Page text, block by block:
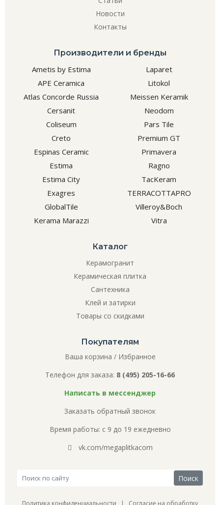
Новости
Контакты
Производители и бренды
Ametis by Estima
APE Ceramica
Atlas Concorde Russia
Cersanit
Coliseum
Creto
Espinas Ceramic
Estima
Estima City
Exagres
GlobalTile
Kerama Marazzi
Laparet
Litokol
Meissen Keramik
Neodom
Pars Tile
Premium GT
Primavera
Ragno
TacKeram
TERRACOTTAPRO
Villeroy&Boch
Vitra
Каталог
Керамогранит
Керамическая плитка
Сантехника
Клей и затирки
Товары со скидками
Покупателям
Ваша корзина / Избранное
Телефон для заказа: 8 (495) 205-16-66
Написать в мессенджер
Заказать обратный звонок
Время работы: с 9 до 19 ежедневно
vk.com/megaplitkacom
Политика конфиденциальности | Согласие на обработку